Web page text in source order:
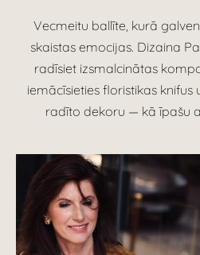
Vecmeitu ballīte, kurā
skaistas emocijas. Dizaina
radīsiet izsmalcinātas
iemācīsieties floristikas knifus
radīto dekoru — kā īpašu